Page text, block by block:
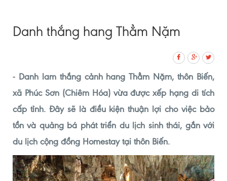
Danh thắng hang Thẳm Nặm
- Danh lam thắng cảnh hang Thẳm Nặm, thôn Biến,
xã Phúc Sơn (Chiêm Hóa) vừa được xếp hạng di tích
cấp tỉnh. Đây sẽ là điều kiện thuận lợi cho việc bảo
tồn và quảng bá phát triển du lịch sinh thái, gắn với
du lịch cộng đồng Homestay tại thôn Biến.